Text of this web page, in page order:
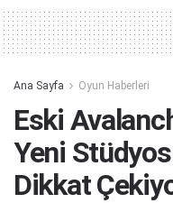
Ana Sayfa Oyun Haberleri
Eski
Yeni
Dikkat